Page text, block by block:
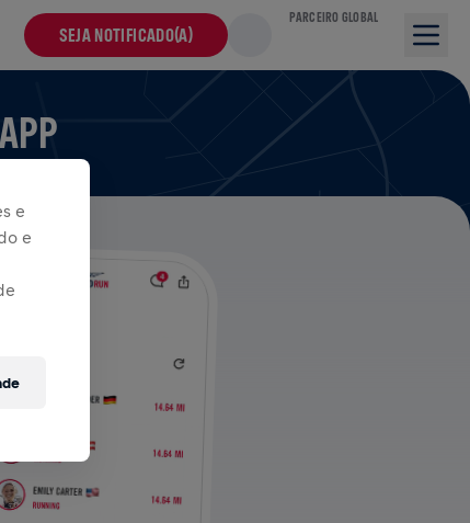
SEJA NOTIFICADO(A)
PARCEIRO GLOBAL
e
e